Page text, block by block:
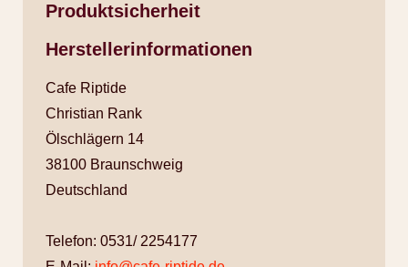
Produktsicherheit
Herstellerinformationen
Cafe Riptide
Christian Rank
Ölschlägern 14
38100 Braunschweig
Deutschland
Telefon: 0531/ 2254177